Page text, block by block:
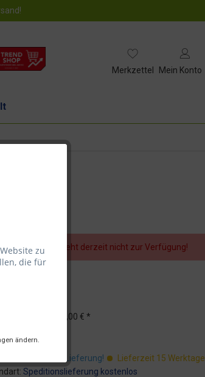
Merkzettel Mein Konto
zu
die für
ändern.
Dieser Artikel steht derzeit nicht zur Verfügung!
9,00 € *
MwSt.
Lieferung!
Lieferzeit 15 Werktage
Speditionslieferung kostenlos